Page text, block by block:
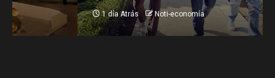
1 día Atrás Noti-economía